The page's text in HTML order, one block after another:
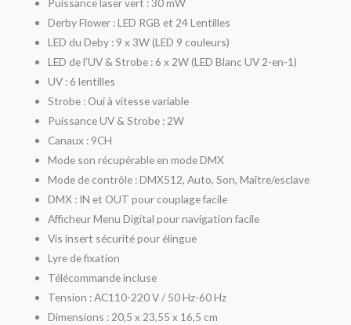
Puissance laser vert : 30 mW
Derby Flower : LED RGB et 24 Lentilles
LED du Deby : 9 x 3W (LED 9 couleurs)
LED de l’UV & Strobe : 6 x 2W (LED Blanc UV 2-en-1)
UV : 6 lentilles
Strobe : Oui à vitesse variable
Puissance UV & Strobe : 2W
Canaux : 9CH
Mode son récupérable en mode DMX
Mode de contrôle : DMX512, Auto, Son, Maître/esclave
DMX : IN et OUT pour couplage facile
Afficheur Menu Digital pour navigation facile
Vis insert sécurité pour élingue
Lyre de fixation
Télécommande incluse
Tension : AC110-220 V / 50 Hz-60 Hz
Dimensions : 20,5 x 23,55 x 16,5 cm